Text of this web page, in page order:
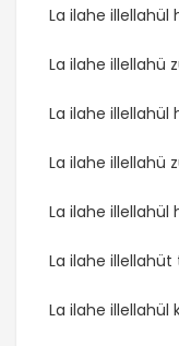
La ilahe
La ilahe illellahü
La ilahe illellahül
La ilahe illellahü
La ilahe illellahül
La ilahe
La ilahe illellahül